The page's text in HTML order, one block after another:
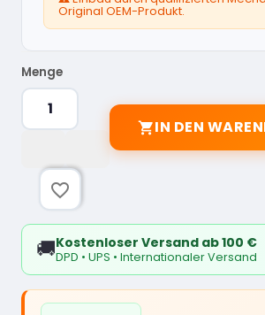
Original OEM-Produkt.
Menge
IN DEN
favorite_border
🚚Kostenloser Versand ab 100 €
DPD • UPS • Internationaler Versand